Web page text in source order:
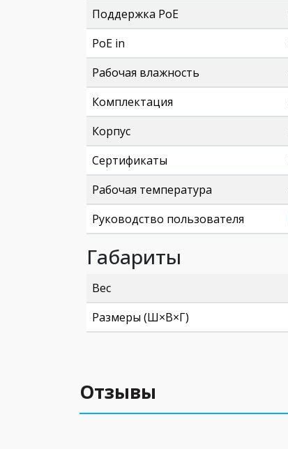
Поддержка PoE
PoE in
Рабочая влажность
Комплектация
Корпус
Сертификаты
Рабочая температура
Руководство пользователя
Габариты
Вес
Размеры (Ш×В×Г)
Отзывы